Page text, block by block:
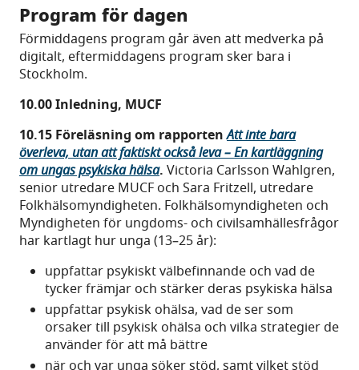
Program för dagen
Förmiddagens program går även att medverka på
digitalt, eftermiddagens program sker bara i
Stockholm.
10.00Inledning, MUCF
10.15 Föreläsning om rapportenAtt inte bara
överleva, utan att faktiskt också leva – En kartläggning
om ungas psykiska hälsa. Victoria Carlsson Wahlgren,
senior utredare MUCF och Sara Fritzell, utredare
Folkhälsomyndigheten. Folkhälsomyndigheten och
Myndigheten för ungdoms- och civilsamhällesfrågor
har kartlagt hur unga (13–25 år):
uppfattar psykiskt välbefinnande och vad de
tycker främjar och stärker deras psykiska hälsa
uppfattar psykisk ohälsa, vad de ser som
orsaker till psykisk ohälsa och vilka strategier de
använder för att må bättre